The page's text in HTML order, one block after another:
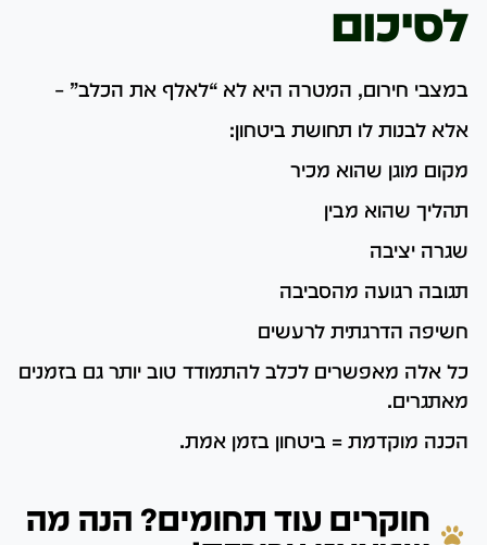
לסיכום
במצבי חירום, המטרה היא לא “לאלף את הכלב” –
אלא לבנות לו תחושת ביטחון:
מקום מוגן שהוא מכיר
תהליך שהוא מבין
שגרה יציבה
תגובה רגועה מהסביבה
חשיפה הדרגתית לרעשים
כל אלה מאפשרים לכלב להתמודד טוב יותר גם בזמנים
מאתגרים.
הכנה מוקדמת = ביטחון בזמן אמת.
חוקרים עוד תחומים? הנה מה